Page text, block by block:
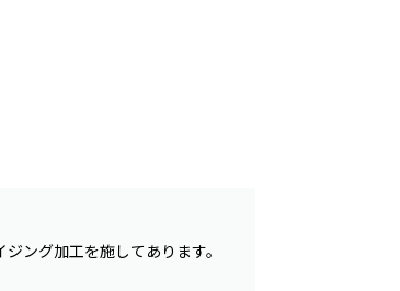
ング加工を施してあります。